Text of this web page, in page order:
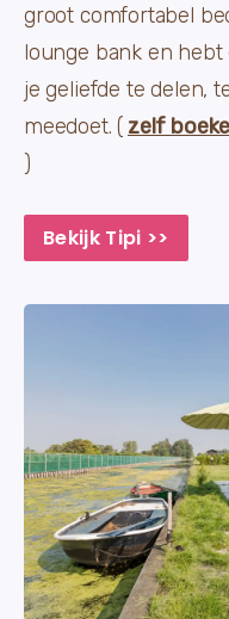
groot comfortabel
lounge bank en
je geliefde te delen,
meedoet. ( zelf
)
Bekijk Tipi >>